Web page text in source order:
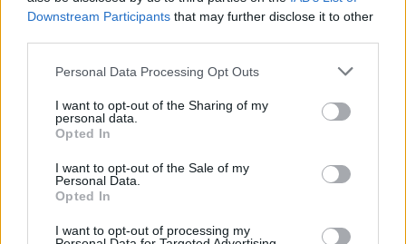
Downstream Participants that may further disclose it to other
Please note that this website/app uses one or more Google
not limited to your visit or usage behaviour. You may click to
grant or deny consent to Google and its third-party tags to
use your data for below specified purposes in below Google
consent section.
Personal Data Processing Opt Outs
I want to opt-out of the Sharing of my
personal data.
Opted In
I want to opt-out of the Sale of my
Personal Data.
Opted In
I want to opt-out of processing my
Heaven Street Seven: nézz vissza, és nézd
vissza!
Az éjszakai támadások mérlege az ukrán-
orosz határon: 3 civil halott, 13 sebesült
HÍREK 3 órája